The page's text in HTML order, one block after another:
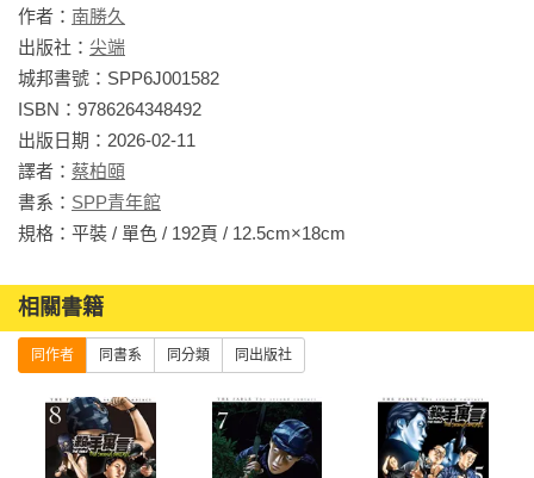
作者： 南勝久
出版社： 尖端
城邦書號：SPP6J001582
ISBN：9786264348492
出版日期：2026-02-11
譯者： 蔡柏頤
書系： SPP青年館
規格：平裝 / 單色 / 192頁 / 12.5cm×18cm
相關書籍
同作者 同書系 同分類 同出版社